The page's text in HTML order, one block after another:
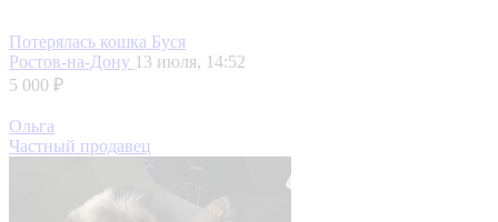
Потерялась кошка Буся
Ростов-на-Дону 13 июля, 14:52
5 000 ₽
Ольга
Частный продавец